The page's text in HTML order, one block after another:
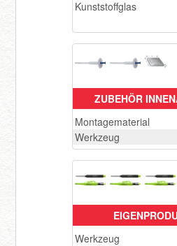
Kunststoffglas
ZUBEHÖR
Montagematerial
Werkzeug
Werkzeug